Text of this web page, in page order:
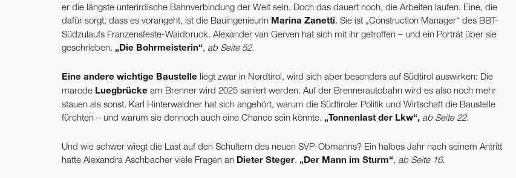
er die längste unterirdische Bahnverbindung der Welt sein. Doch das dauert noch, die Arbeiten laufen. Eine, die
dafür sorgt, dass es vorangeht, ist die Bauingenieurin Marina Zanetti. Sie ist „Construction Manager“ des BBT-
Südzulaufs Franzensfeste-Waidbruck. Alexander van Gerven hat sich mit ihr getroffen – und ein Porträt über sie
geschrieben. „Die Bohrmeisterin“, ab Seite 52.
Eine andere wichtige Baustelle
liegt zwar in Nordtirol, wird sich aber besonders auf Südtirol auswirken: Die
marode Luegbrücke am Brenner wird 2025 saniert werden. Auf der Brennerautobahn wird es also noch mehr
stauen als sonst. Karl Hinterwaldner hat sich angehört, warum die Südtiroler Politik und Wirtschaft die Baustelle
fürchten – und warum sie dennoch auch eine Chance sein könnte. „Tonnenlast der Lkw“, ab Seite 22.
Und wie schwer wiegt die Last auf den Schultern des neuen SVP-Obmanns? Ein halbes Jahr nach seinem Antritt
hatte Alexandra Aschbacher viele Fragen an Dieter Steger. „Der Mann im Sturm“, ab Seite 16.